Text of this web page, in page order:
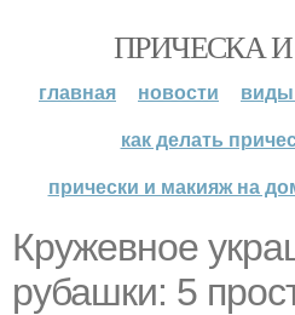
ПРИЧЕСКА
главная новости
виды
как делать
прически и макияж на
Кружевное
рубашки: 5